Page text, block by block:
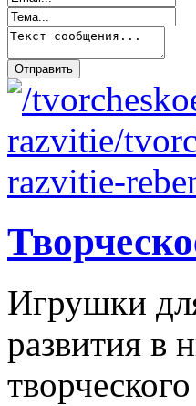
Игрушки
развития в